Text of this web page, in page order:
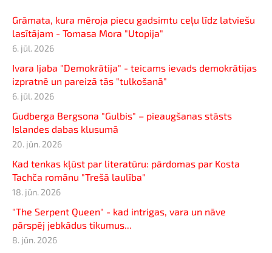
Grāmata, kura mēroja piecu gadsimtu ceļu līdz latviešu
lasītājam - Tomasa Mora "Utopija"
6. jūl. 2026
Ivara Ijaba "Demokrātija" - teicams ievads demokrātijas
izpratnē un pareizā tās "tulkošanā"
6. jūl. 2026
Gudberga Bergsona "Gulbis" – pieaugšanas stāsts
Islandes dabas klusumā
20. jūn. 2026
Kad tenkas kļūst par literatūru: pārdomas par Kosta
Tachča romānu "Trešā laulība"
18. jūn. 2026
"The Serpent Queen" - kad intrigas, vara un nāve
pārspēj jebkādus tikumus...
8. jūn. 2026